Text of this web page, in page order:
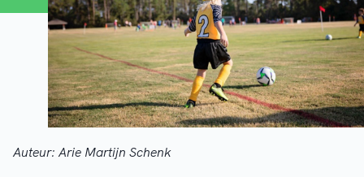
Auteur: Arie Martijn Schenk